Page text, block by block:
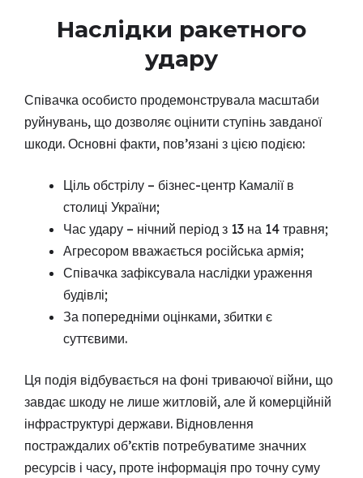
Наслідки ракетного
удару
Співачка особисто продемонструвала масштаби
руйнувань, що дозволяє оцінити ступінь завданої
шкоди. Основні факти, пов’язані з цією подією:
Ціль обстрілу – бізнес-центр Камалії в
столиці України;
Час удару – нічний період з 13 на 14 травня;
Агресором вважається російська армія;
Співачка зафіксувала наслідки ураження
будівлі;
За попередніми оцінками, збитки є
суттєвими.
Ця подія відбувається на фоні триваючої війни, що
завдає шкоду не лише житловій, але й комерційній
інфраструктурі держави. Відновлення
постраждалих об’єктів потребуватиме значних
ресурсів і часу, проте інформація про точну суму